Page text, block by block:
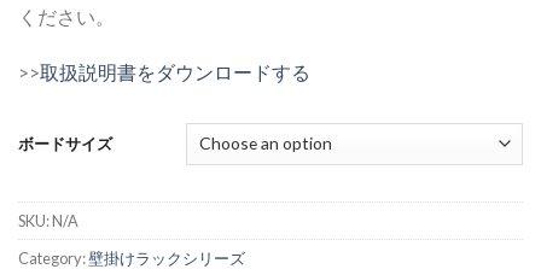
ください。
>>取扱説明書をダウンロードする
ボードサイズ
SKU:N/A
Category:壁掛けラックシリーズ